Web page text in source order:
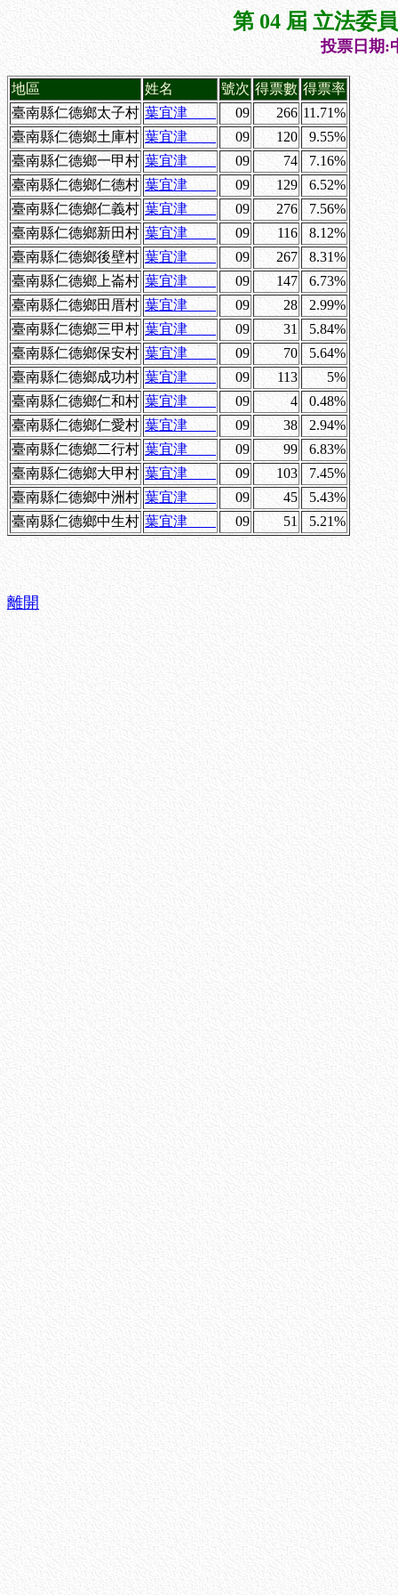
第 04 屆 立法委
投票日期:
地區 姓名 號次 得票數 得票率
臺南縣仁德鄉太子村 葉宜津 09 266 11.71%
臺南縣仁德鄉土庫村 葉宜津 09 120
9.55%
臺南縣仁德鄉一甲村 葉宜津 09 74
7.16%
臺南縣仁德鄉仁德村 葉宜津 09 129
6.52%
臺南縣仁德鄉仁義村 葉宜津 09 276
7.56%
臺南縣仁德鄉新田村 葉宜津 09 116
8.12%
臺南縣仁德鄉後壁村 葉宜津 09 267
8.31%
臺南縣仁德鄉上崙村 葉宜津 09 147
6.73%
臺南縣仁德鄉田厝村 葉宜津 09 28
2.99%
臺南縣仁德鄉三甲村 葉宜津 09 31
5.84%
臺南縣仁德鄉保安村 葉宜津 09 70
5.64%
臺南縣仁德鄉成功村 葉宜津 09 113
5%
臺南縣仁德鄉仁和村 葉宜津 09 4
0.48%
臺南縣仁德鄉仁愛村 葉宜津 09 38
2.94%
臺南縣仁德鄉二行村 葉宜津 09 99
6.83%
臺南縣仁德鄉大甲村 葉宜津 09 103
7.45%
臺南縣仁德鄉中洲村 葉宜津 09 45
5.43%
臺南縣仁德鄉中生村 葉宜津 09 51 5.21%
離開